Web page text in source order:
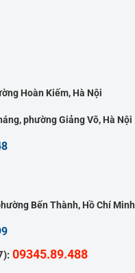
Hoàn Kiếm, Hà Nội
phường Giảng Võ, Hà Nội
Bến Thành, Hồ Chí Minh
09345.89.488